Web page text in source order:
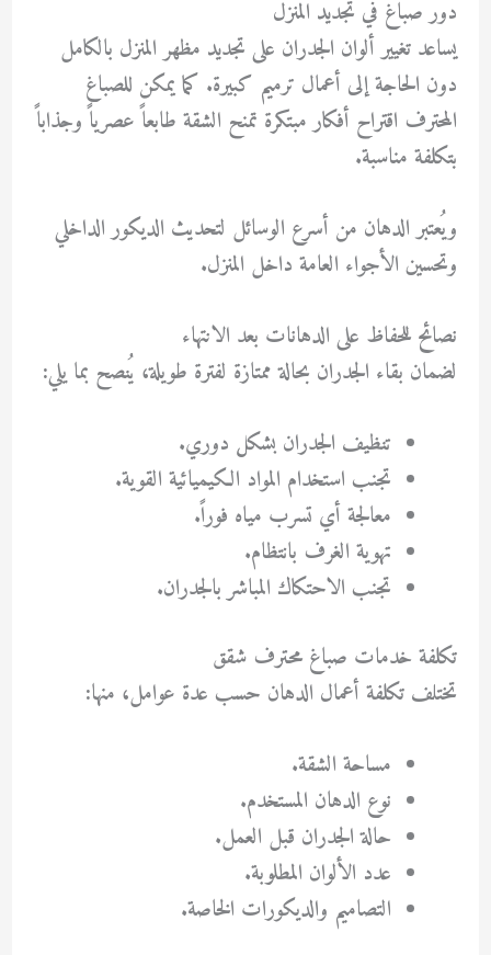
دور صباغ في تجديد المنزل
يساعد تغيير ألوان الجدران على تجديد مظهر المنزل بالكامل
دون الحاجة إلى أعمال ترميم كبيرة. كما يمكن للصباغ
المحترف اقتراح أفكار مبتكرة تمنح الشقة طابعاً عصرياً وجذاباً
بتكلفة مناسبة.
ويُعتبر الدهان من أسرع الوسائل لتحديث الديكور الداخلي
وتحسين الأجواء العامة داخل المنزل.
نصائح للحفاظ على الدهانات بعد الانتهاء
لضمان بقاء الجدران بحالة ممتازة لفترة طويلة، يُنصح بما يلي:
تنظيف الجدران بشكل دوري.
تجنب استخدام المواد الكيميائية القوية.
معالجة أي تسرب مياه فوراً.
تهوية الغرف بانتظام.
تجنب الاحتكاك المباشر بالجدران.
تكلفة خدمات صباغ محترف شقق
تختلف تكلفة أعمال الدهان حسب عدة عوامل، منها:
مساحة الشقة.
نوع الدهان المستخدم.
حالة الجدران قبل العمل.
عدد الألوان المطلوبة.
التصاميم والديكورات الخاصة.